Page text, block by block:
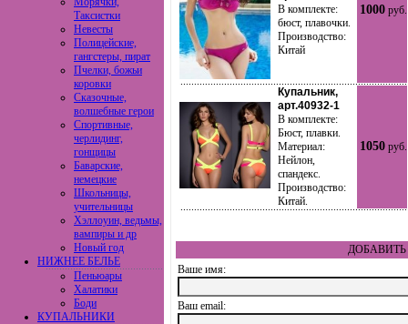
Таксистки
Невесты
Полицейские,
гангстеры, пират
Пчелки, божьи
коровки
Сказочные,
волшебные герои
Спортивные,
черлидинг,
гонщицы
Баварские,
немецкие
Школьницы,
учительницы
Хэллоуин, ведьмы,
вампиры и др
Новый год
НИЖНЕЕ БЕЛЬЕ
Пеньюары
Халатики
Боди
КУПАЛЬНИКИ
В комплекте:
бюст, плавочки.
Производство:
Китай
1000 руб.
Купальник,
арт.40932-1
В комплекте:
Бюст, плавки.
Материал:
Нейлон,
спандекс.
Производство:
Китай.
1050 руб.
ДОБАВИТЬ
Ваше имя:
Ваш еmail: